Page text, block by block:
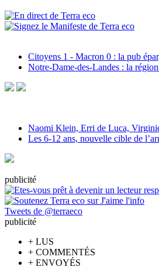
Citoyens 1 - Macron 0 : la pub
Notre-Dame-des-Landes : la
Naomi Klein, Erri de Luca,
Les 6-12 ans, nouvelle cible de
publicité
Tweets de @terraeco
publicité
+ LUS
+ COMMENTÉS
+ ENVOYÉS